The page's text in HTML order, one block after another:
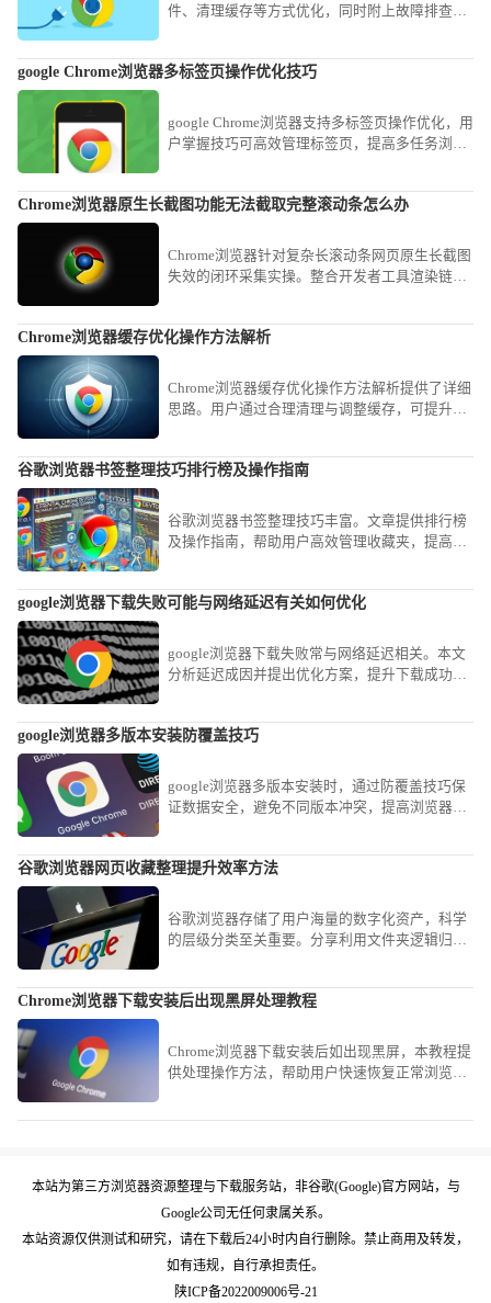
件、清理缓存等方式优化，同时附上故障排查建
google Chrome浏览器多标签页操作优化技巧
google Chrome浏览器支持多标签页操作优化，用
户掌握技巧可高效管理标签页，提高多任务浏览
Chrome浏览器原生长截图功能无法截取完整滚动条怎么办
Chrome浏览器针对复杂长滚动条网页原生长截图
失效的闭环采集实操。整合开发者工具渲染链路
Chrome浏览器缓存优化操作方法解析
Chrome浏览器缓存优化操作方法解析提供了详细
思路。用户通过合理清理与调整缓存，可提升浏
谷歌浏览器书签整理技巧排行榜及操作指南
谷歌浏览器书签整理技巧丰富。文章提供排行榜
及操作指南，帮助用户高效管理收藏夹，提高浏
google浏览器下载失败可能与网络延迟有关如何优化
google浏览器下载失败常与网络延迟相关。本文
分析延迟成因并提出优化方案，提升下载成功率
google浏览器多版本安装防覆盖技巧
google浏览器多版本安装时，通过防覆盖技巧保
证数据安全，避免不同版本冲突，提高浏览器功
谷歌浏览器网页收藏整理提升效率方法
谷歌浏览器存储了用户海量的数字化资产，科学
的层级分类至关重要。分享利用文件夹逻辑归
密的个人知识图谱，确保资讯获取毫秒级触达，
Chrome浏览器下载安装后出现黑屏处理教程
Chrome浏览器下载安装后如出现黑屏，本教程提
供处理操作方法，帮助用户快速恢复正常浏览器
本站为第三方浏览器资源整理与下载服务站，非谷歌(Google)官方网站，与
Google公司无任何隶属关系。
本站资源仅供测试和研究，请在下载后24小时内自行删除。禁止商用及转发，
如有违规，自行承担责任。
陕ICP备2022009006号-21